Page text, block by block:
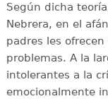
Según dicha
Nebrera, en el
padres les
problemas. A la
intolerantes a la
emocionalmente